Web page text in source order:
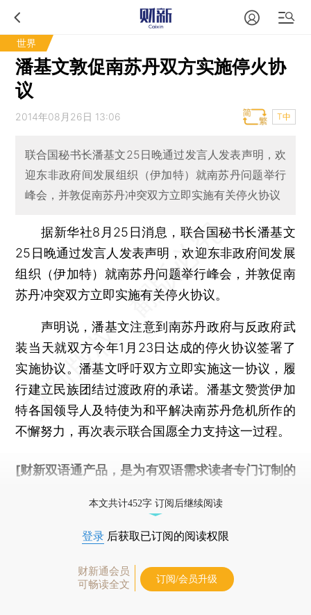
世界
潘基文敦促南苏丹双方实施停火协
议
2014年08月26日 13:06 T中
联合国秘书长潘基文25日晚通过发言人发表声明，欢
迎东非政府间发展组织（伊加特）就南苏丹问题举行
峰会，并敦促南苏丹冲突双方立即实施有关停火协议
据新华社8月25日消息，联合国秘书长潘基文
25日晚通过发言人发表声明，欢迎东非政府间发展
组织（伊加特）就南苏丹问题举行峰会，并敦促南
苏丹冲突双方立即实施有关停火协议。
声明说，潘基文注意到南苏丹政府与反政府武
装当天就双方今年1月23日达成的停火协议签署了
实施协议。潘基文呼吁双方立即实施这一协议，履
行建立民族团结过渡政府的承诺。潘基文赞赏伊加
特各国领导人及特使为和平解决南苏丹危机所作的
不懈努力，再次表示联合国愿全力支持这一过程。
[财新双语通产品，是为有双语需求读者专门订制的
本文共计452字 订阅后继续阅读
登录 后获取已订阅的阅读权限
财新通会员
可畅读全文
订阅/会员升级